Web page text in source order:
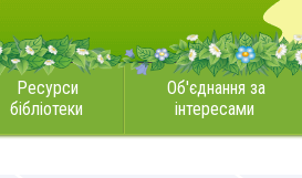
Ресурси
бібліотеки
Об'єднання за
інтересами